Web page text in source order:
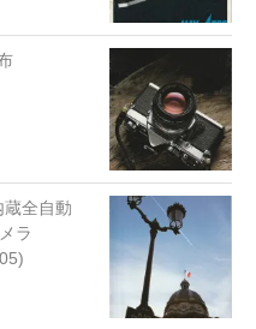
全自動
ラ